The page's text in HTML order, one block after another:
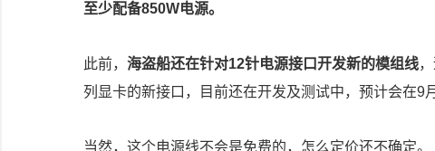
至少配备850W电源。
此前， 海盗船还在针对12针电源接口开发新的模组线
列显卡的新接口，目前还在开发及测试中，预计会在9
当然，这个电源线不会是免费的，怎么定价还不确定。